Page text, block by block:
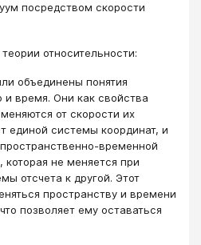
посредством скорости
относительности:
объединены понятия
время. Они как свойства
от скорости их
единой системы координат, и
временной
которая не меняется при
отсчета к другой. Этот
пространству и времени
позволяет ему оставаться